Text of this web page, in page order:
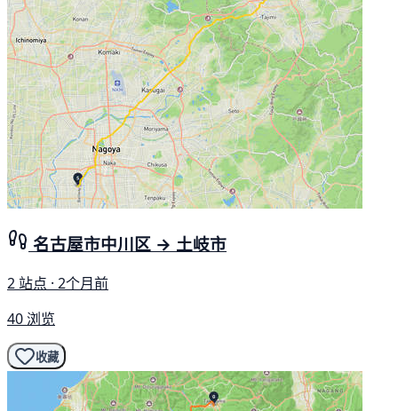
名古屋市中川区 → 土岐市
2 站点 · 2个月前
40 浏览
收藏